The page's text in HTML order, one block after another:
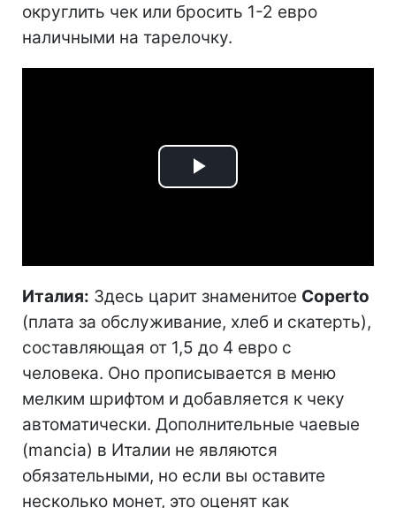
округлить чек или бросить 1-2 евро
наличными на тарелочку.
Play
Италия: Здесь царит знаменитое Coperto
(плата за обслуживание, хлеб и скатерть),
составляющая от 1,5 до 4 евро с
человека. Оно прописывается в меню
мелким шрифтом и добавляется к чеку
автоматически. Дополнительные чаевые
(mancia) в Италии не являются
обязательными, но если вы оставите
несколько монет, это оценят как